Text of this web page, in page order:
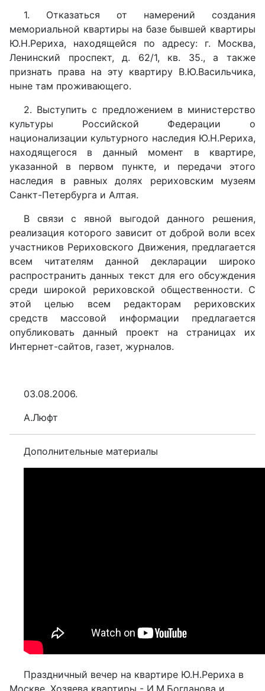
1. Отказаться от намерений создания
мемориальной квартиры на базе бывшей квартиры
Ю.Н.Рериха, находящейся по адресу: г. Москва,
Ленинский проспект, д. 62/1, кв. 35., а также
признать права на эту квартиру В.Ю.Васильчика,
ныне там проживающего.
2. Выступить с предложением в министерство
культуры Российской Федерации о
национализации культурного наследия Ю.Н.Рериха,
находящегося в данный момент в квартире,
указанной в первом пункте, и передачи этого
наследия в равных долях рериховским музеям
Санкт-Петербурга и Алтая.
В связи с явной выгодой данного решения,
реализация которого зависит от доброй воли всех
участников Рериховского Движения, предлагается
всем читателям данной декларации широко
распространить данных текст для его обсуждения
среди широкой рериховской общественности. С
этой целью всем редакторам рериховских
средств массовой информации предлагается
опубликовать данный проект на страницах их
Интернет-сайтов, газет, журналов.
03.08.2006.
А.Люфт
Дополнительные материалы
Праздничный вечер на квартире Ю.Н.Рериха в
Москве. Хозяева квартиры - И.М.Богданова и